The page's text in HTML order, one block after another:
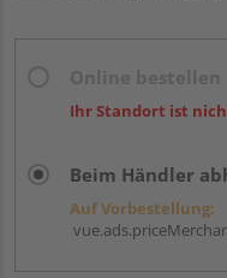
Ihr Standort ist
Beim Händler
Auf Vorbestellung: